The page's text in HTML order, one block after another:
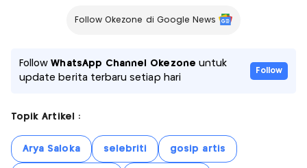
Follow Okezone di Google News
FollowWhatsApp Channel Okezone untuk
update berita terbaru setiap hari
Follow
Topik Artikel :
Arya Saloka selebriti gosip artis